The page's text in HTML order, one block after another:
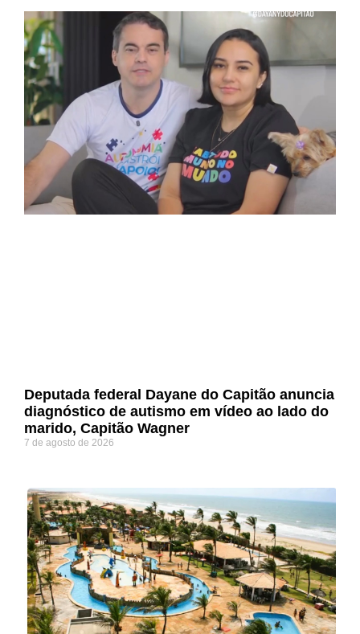
Deputada federal Dayane do Capitão anuncia
diagnóstico de autismo em vídeo ao lado do
marido, Capitão Wagner
7 de agosto de 2026